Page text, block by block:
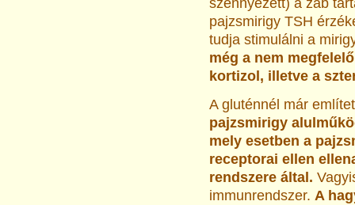
szennyezett) a zab
pajzsmirigy TSH
tudja stimulálni a
még a nem
kortizol, illetve a
A gluténnél már
pajzsmirigy
mely esetben a
receptorai ellen
rendszere által.
immunrendszer. A